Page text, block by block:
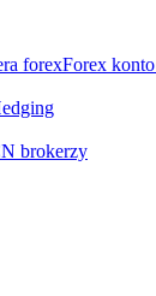
forexForex
brokerzy